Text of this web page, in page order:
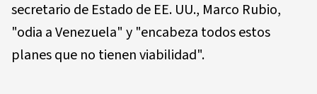
secretario de Estado de EE. UU., Marco Rubio,
"odia a Venezuela" y "encabeza todos estos
planes que no tienen viabilidad".